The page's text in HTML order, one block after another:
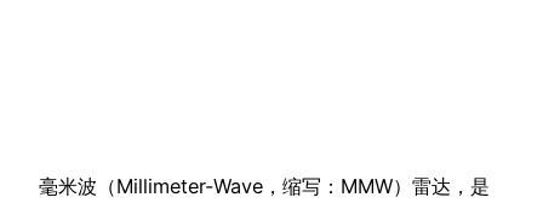
毫米波（Millimeter-Wave，缩写：MMW）雷达，是